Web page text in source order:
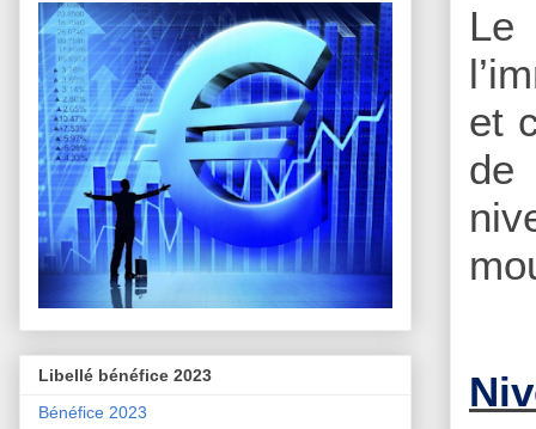
Le
et
de
Libellé bénéfice 2023
Bénéfice 2023